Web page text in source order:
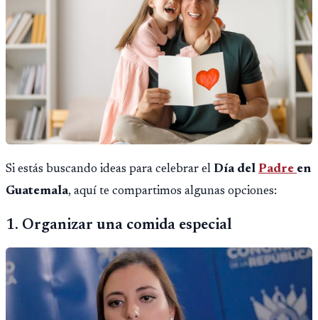
Si estás buscando ideas para celebrar el Día del Padre en
Guatemala, aquí te compartimos algunas opciones:
1. Organizar una comida especial